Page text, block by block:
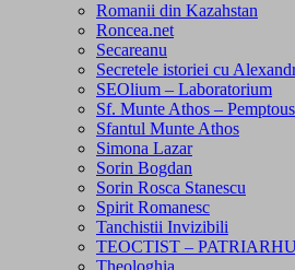
Romanii din Kazahstan
Roncea.net
Secareanu
Secretele istoriei cu
SEOlium – Laboratorium
Sf. Munte Athos –
Sfantul Munte Athos
Simona Lazar
Sorin Bogdan
Sorin Rosca Stanescu
Spirit Romanesc
Tanchistii Invizibili
TEOCTIST –
Theologhia